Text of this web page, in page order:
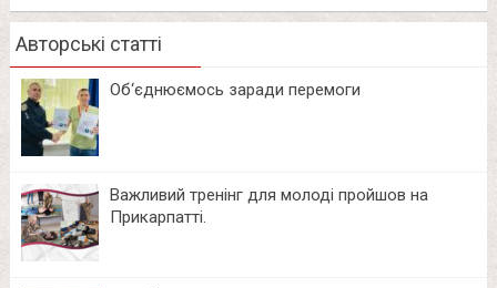
Авторські статті
Об‘єднюємось заради перемоги
Важливий тренінг для молоді пройшов на
Прикарпатті.